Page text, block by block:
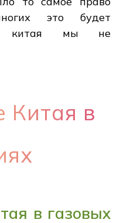
это будет
китая мы не
Китая в
в газовых